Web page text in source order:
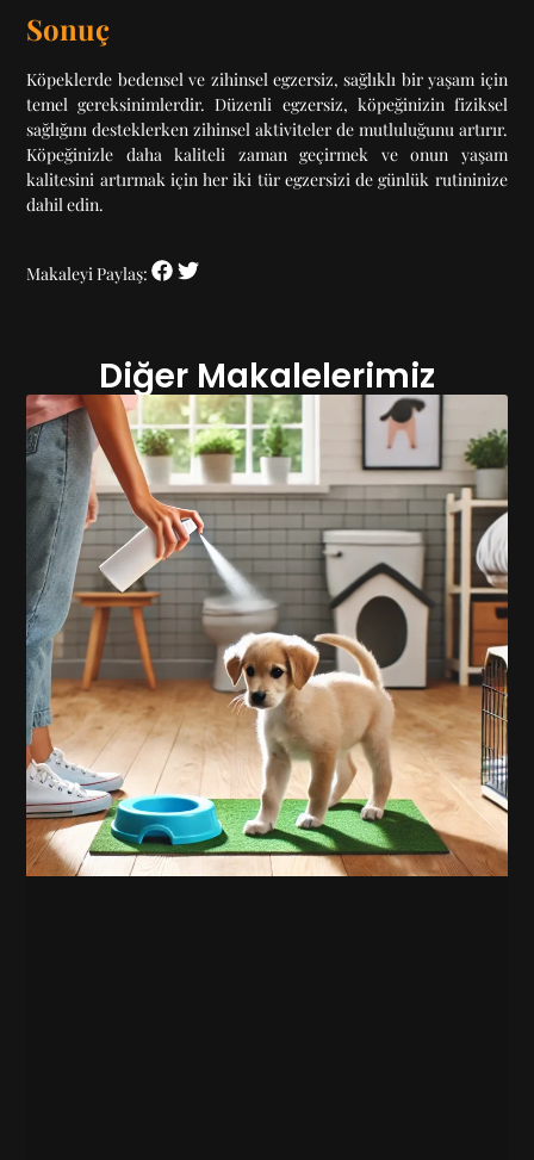
Sonuç
Köpeklerde bedensel ve zihinsel egzersiz, sağlıklı bir yaşam için
temel gereksinimlerdir. Düzenli egzersiz, köpeğinizin fiziksel
sağlığını desteklerken zihinsel aktiviteler de mutluluğunu artırır.
Köpeğinizle daha kaliteli zaman geçirmek ve onun yaşam
kalitesini artırmak için her iki tür egzersizi de günlük rutininize
dahil edin.
Makaleyi Paylaş:
Diğer Makalelerimiz